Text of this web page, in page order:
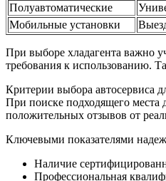
Полуавтоматические
Мобильные установки
При выборе хладагента важно
требования к использованию.
Критерии выбора автосервиса
При поиске подходящего места
положительных отзывов от
Ключевыми показателями
Наличие
Профессиональная